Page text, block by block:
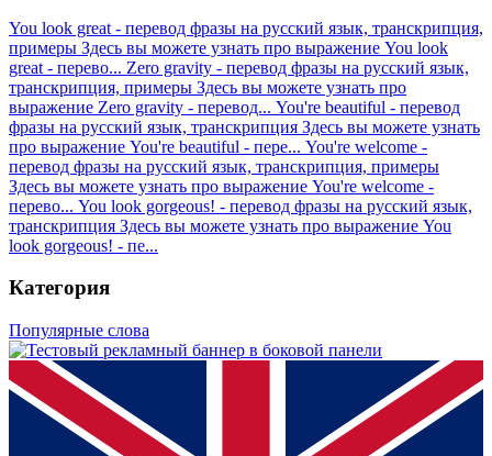
You look great - перевод фразы на русский язык, транскрипция,
примеры Здесь вы можете узнать про выражение You look
great - перево... Zero gravity - перевод фразы на русский язык,
транскрипция, примеры Здесь вы можете узнать про
выражение Zero gravity - перевод... You're beautiful - перевод
фразы на русский язык, транскрипция Здесь вы можете узнать
про выражение You're beautiful - пере... You're welcome -
перевод фразы на русский язык, транскрипция, примеры
Здесь вы можете узнать про выражение You're welcome -
перево... You look gorgeous! - перевод фразы на русский язык,
транскрипция Здесь вы можете узнать про выражение You
look gorgeous! - пе...
Категория
Популярные слова